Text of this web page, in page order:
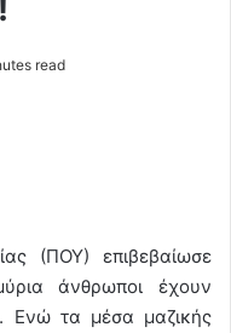
read
(ΠΟΥ) επιβεβαίωσε
άνθρωποι έχουν
Ενώ τα μέσα μαζικής